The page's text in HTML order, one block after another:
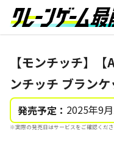
【モンチッチ】
ンチッチ ブランケ
発売予定： 2025年9
※実際の発売日はサービスをご確認くださ